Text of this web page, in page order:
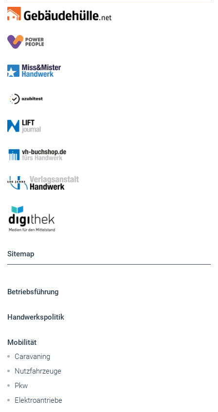
Sitemap
Betriebsführung
Handwerkspolitik
Mobilität
Caravaning
Nutzfahrzeuge
Pkw
Elektroantriebe